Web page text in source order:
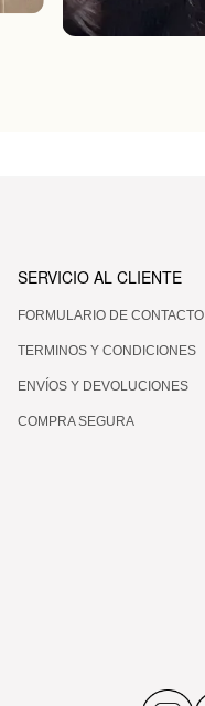
SERVICIO AL CLIENTE
FORMULARIO DE CONTACTO
TERMINOS Y CONDICIONES
ENVÍOS Y DEVOLUCIONES
COMPRA SEGURA